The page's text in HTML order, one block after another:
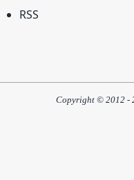
RSS
Copyright © 2012 -